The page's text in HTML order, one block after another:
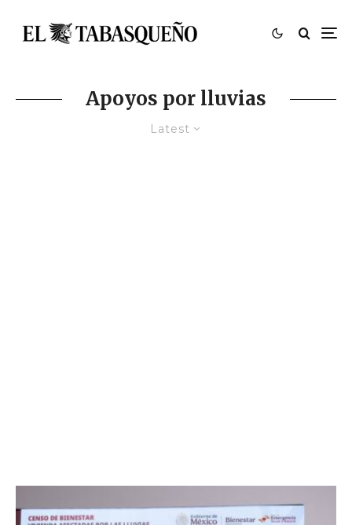
Apoyos por lluvias
Latest